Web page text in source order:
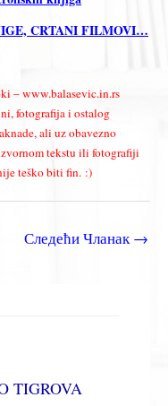
CRTANI FILMOVI…
– www.balasevic.in.rs
fotografija i ostalog
ali uz obavezno
tekstu ili fotografiji
teško biti fin. :)
Следећи Чланак →
TIGROVA